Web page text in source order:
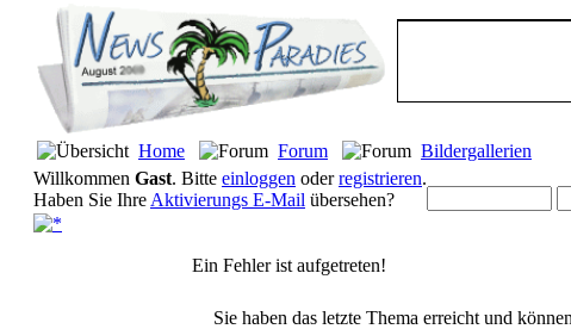
Home Forum Bildergallerien
Willkommen Gast. Bitte einloggen oderregistrieren.
Haben Sie Ihre Aktivierungs E-Mail übersehen?
Ein Fehler ist aufgetreten!
Sie haben das letzte Thema erreicht und